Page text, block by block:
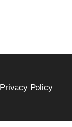
Privacy Policy